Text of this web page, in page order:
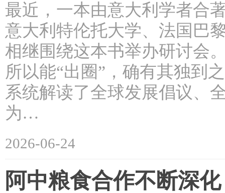
最近，一本由意大利学者合
意大利特伦托大学、法国巴
相继围绕这本书举办研讨会
所以能“出圈”，确有其独到
系统解读了全球发展倡议、
为…
2026-06-24
阿中粮食合作不断深化